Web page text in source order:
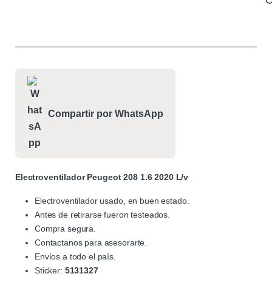
Compartir por WhatsApp
Electroventilador Peugeot 208 1.6 2020 L/v
Electroventilador usado, en buen estado.
Antes de retirarse fueron testeados.
Compra segura.
Contactanos para asesorarte.
Envíos a todo el país.
Sticker: 5131327